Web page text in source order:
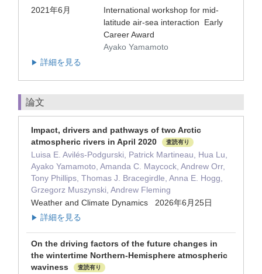
2021年6月
International workshop for mid-
latitude air-sea interaction Early
Career Award
Ayako Yamamoto
▶ 詳細を見る
論文
Impact, drivers and pathways of two Arctic
atmospheric rivers in April 2020
査読有り
Luisa E. Avilés-Podgurski, Patrick Martineau, Hua Lu,
Ayako Yamamoto, Amanda C. Maycock, Andrew Orr,
Tony Phillips, Thomas J. Bracegirdle, Anna E. Hogg,
Grzegorz Muszynski, Andrew Fleming
Weather and Climate Dynamics 2026年6月25日
▶ 詳細を見る
On the driving factors of the future changes in
the wintertime Northern-Hemisphere atmospheric
waviness
査読有り